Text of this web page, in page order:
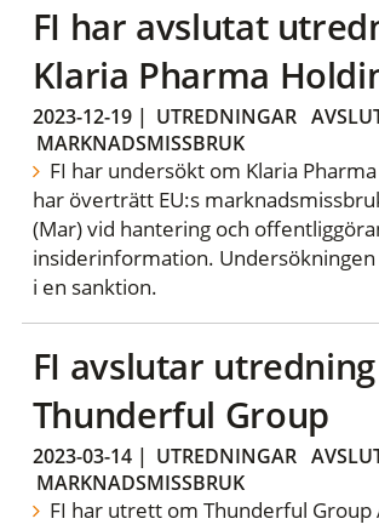
FI har avslutat
Klaria Pharma
2023-12-19| UTREDNINGAR
MARKNADSMISSBRUK
FI har undersökt om Klaria
har överträtt EU:s
(Mar) vid hantering och
insiderinformation.
i en sanktion.
FI avslutar
Thunderful Group
2023-03-14| UTREDNINGAR
MARKNADSMISSBRUK
FI har utrett om Thunderful Group